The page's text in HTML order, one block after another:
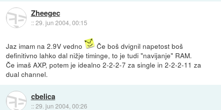
Zheegec
::29. jun 2004, 00:15
Jaz imam na 2.9V vedno
Če boš dvignil napetost boš
definitivno lahko dal nižje timinge, to je tudi "navijanje" RAM.
Če imaš AXP, potem je idealno 2-2-2-7 za single in 2-2-2-11 za
dual channel.
cbelica
::29. jun 2004, 00:26